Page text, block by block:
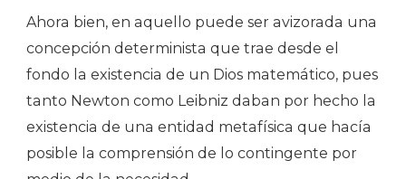
Ahora bien, en aquello puede ser avizorada una
concepción determinista que trae desde el
fondo la existencia de un Dios matemático, pues
tanto Newton como Leibniz daban por hecho la
existencia de una entidad metafísica que hacía
posible la comprensión de lo contingente por